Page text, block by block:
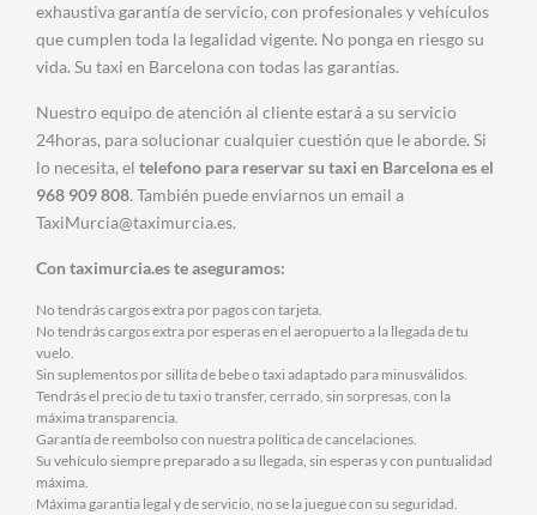
exhaustiva garantía de servicio, con profesionales y vehículos
que cumplen toda la legalidad vigente. No ponga en riesgo su
vida. Su taxi en Barcelona con todas las garantías.
Nuestro equipo de atención al cliente estará a su servicio
24horas, para solucionar cualquier cuestión que le aborde. Si
lo necesita, el telefono para reservar su taxi en Barcelona es el
968 909 808. También puede enviarnos un email a
TaxiMurcia@taximurcia.es.
Con taximurcia.es te aseguramos:
No tendrás cargos extra por pagos con tarjeta.
No tendrás cargos extra por esperas en el aeropuerto a la llegada de tu
vuelo.
Sin suplementos por sillita de bebe o taxi adaptado para minusválidos.
Tendrás el precio de tu taxi o transfer, cerrado, sin sorpresas, con la
máxima transparencia.
Garantía de reembolso con nuestra política de cancelaciones.
Su vehículo siempre preparado a su llegada, sin esperas y con puntualidad
máxima.
Máxima garantia legal y de servicio, no se la juegue con su seguridad.